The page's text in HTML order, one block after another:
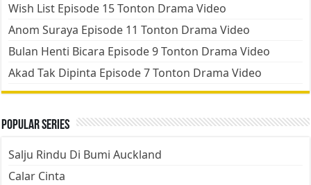
Wish List Episode 15 Tonton Drama Video
Anom Suraya Episode 11 Tonton Drama Video
Bulan Henti Bicara Episode 9 Tonton Drama Video
Akad Tak Dipinta Episode 7 Tonton Drama Video
Popular Series
Salju Rindu Di Bumi Auckland
Calar Cinta